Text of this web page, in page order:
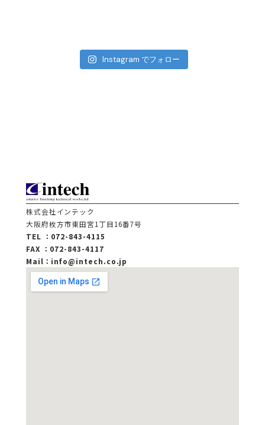
Instagram でフォロー
株式会社インテック
大阪府枚方市東田宮1丁目16番7号
TEL ：072-843-4115
FAX ：072-843-4117
Mail：info@intech.co.jp